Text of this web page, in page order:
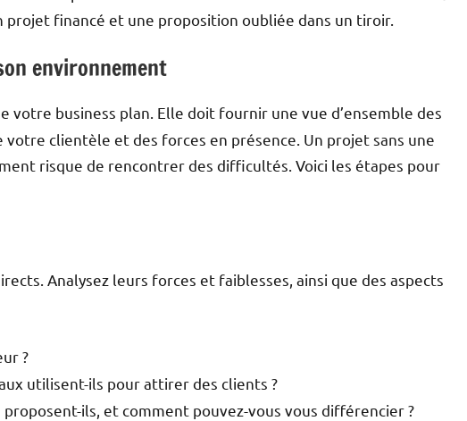
financé et une proposition oubliée dans un tiroir.
environnement
votre business plan. Elle doit fournir une vue d’ensemble des
clientèle et des forces en présence. Un projet sans une
risque de rencontrer des difficultés. Voici les étapes pour
Analysez leurs forces et faiblesses, ainsi que des aspects
?
utilisent-ils pour attirer des clients ?
proposent-ils, et comment pouvez-vous vous différencier ?